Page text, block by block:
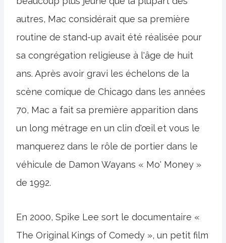
autres, Mac considérait que sa première
routine de stand-up avait été réalisée pour
sa congrégation religieuse à l'âge de huit
ans. Après avoir gravi les échelons de la
scène comique de Chicago dans les années
70, Mac a fait sa première apparition dans
un long métrage en un clin d'œil et vous le
manquerez dans le rôle de portier dans le
véhicule de Damon Wayans « Mo' Money »
de 1992.
En 2000, Spike Lee sort le documentaire «
The Original Kings of Comedy », un petit film